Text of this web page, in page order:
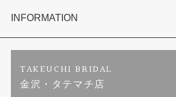
セットリング
婚約ネックレス
ダイヤモンド
お客様の声
プロポーズサポート
ブランドリスト
会社概要
INFORMATION
TAKEUCHI BRIDAL
金沢・タテマチ店